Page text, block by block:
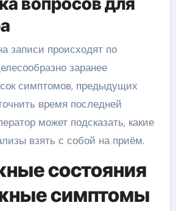
записи происходят по
заранее
симптомов, предыдущих
время последней
может подсказать, какие
взять с собой на приём.
состояния
симптомы